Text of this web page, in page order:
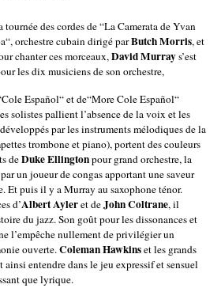
des cordes de “La Camerata de Yvan
orchestre cubain dirigé parButch Morris, et
chanter ces morceaux,David Murrays’est
les dix musiciens de son orchestre,
Español“ et de“More Cole Español“
solistes pallient l’absence de la voix et les
par les instruments mélodiques de la
trombone et piano), portent des couleurs
deDuke Ellingtonpour grand orchestre, la
un joueur de congas apportant une saveur
Et puis il y a Murray au saxophone ténor.
d’Albert Ayleret deJohn Coltrane, il
du jazz. Son goût pour les dissonances et
l’empêche nullement de privilégier un
ouverte.Coleman Hawkinset les grands
ainsi entendre dans le jeu expressif et sensuel
que lyrique.